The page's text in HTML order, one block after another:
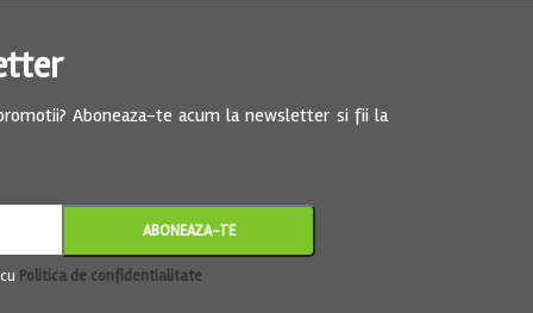
Aboneaza-te acum la newsletter si fii la
Politica de confidentialitate